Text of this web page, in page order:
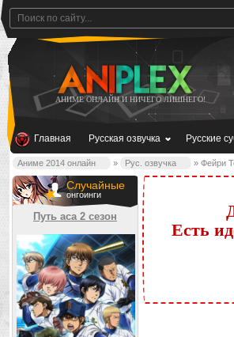
АНИМЕ ОНЛАЙН И НИЧЕГО ЛИШНЕГО!
Главная Русская озвучка Русские
Аниме 2014 онлайн » Рус. озвучка » Фейри
Случайные
онгоинги
Путь аса 2 сезон
Есть